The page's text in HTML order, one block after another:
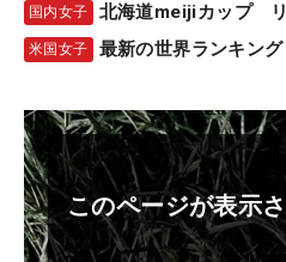
国内女子 北海道meijiカップ
米国女子 最新の世界ランキング
このページが表示